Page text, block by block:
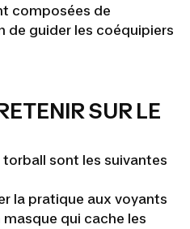
composées de
de guider les coéquipiers
SUR LE
torball sont les suivantes
la pratique aux voyants
qui cache les